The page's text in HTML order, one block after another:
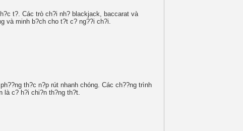
t?. Các trò ch?i nh? blackjack, baccarat và
và minh b?ch cho t?t c? ng??i ch?i.
th?c n?p rút nhanh chóng. Các ch??ng trình
là c? h?i chi?n th?ng th?t.